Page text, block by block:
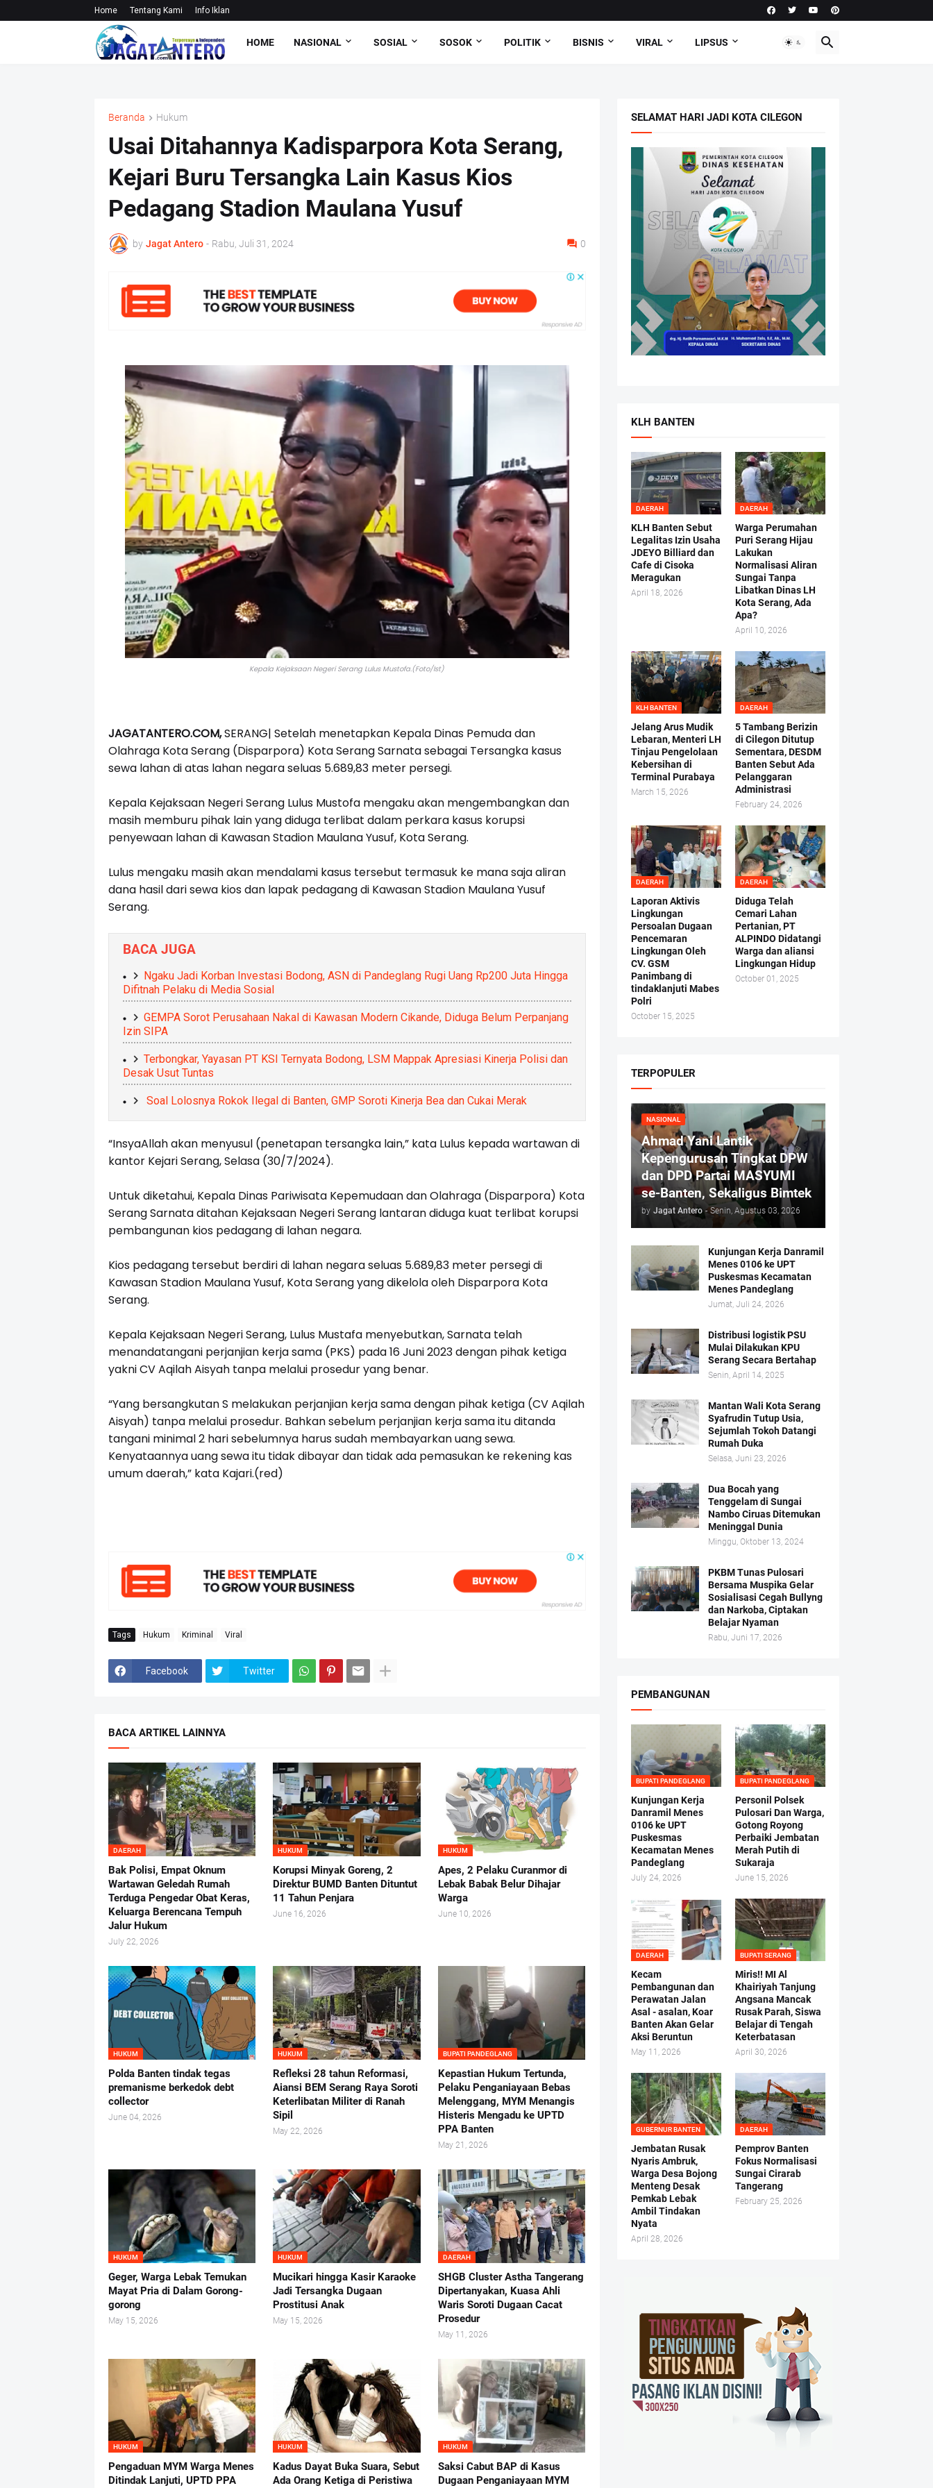
Home Tentang Kami Info Iklan
HOME NASIONAL SOSIAL SOSOK POLITIK BISNIS VIRAL LIPSUS
Beranda Hukum
Usai Ditahannya Kadisparpora Kota Serang,
Kejari Buru Tersangka Lain Kasus Kios
Pedagang Stadion Maulana Yusuf
by Jagat Antero - Rabu, Juli 31, 2024 0
Kepala Kejaksaan Negeri Serang Lulus Mustofa.(Foto/Ist)
JAGATANTERO.COM,SERANG| Setelah menetapkan Kepala Dinas Pemuda dan
Olahraga Kota Serang (Disparpora) Kota Serang Sarnata sebagai Tersangka kasus
sewa lahan di atas lahan negara seluas 5.689,83 meter persegi.
Kepala Kejaksaan Negeri Serang Lulus Mustofa mengaku akan mengembangkan dan
masih memburu pihak lain yang diduga terlibat dalam perkara kasus korupsi
penyewaan lahan di Kawasan Stadion Maulana Yusuf, Kota Serang.
Lulus mengaku masih akan mendalami kasus tersebut termasuk ke mana saja aliran
dana hasil dari sewa kios dan lapak pedagang di Kawasan Stadion Maulana Yusuf
Serang.
BACA JUGA
Ngaku Jadi Korban Investasi Bodong, ASN di Pandeglang Rugi Uang Rp200 Juta Hingga
Difitnah Pelaku di Media Sosial
GEMPA Sorot Perusahaan Nakal di Kawasan Modern Cikande, Diduga Belum Perpanjang
Izin SIPA
Terbongkar, Yayasan PT KSI Ternyata Bodong, LSM Mappak Apresiasi Kinerja Polisi dan
Desak Usut Tuntas
Soal Lolosnya Rokok Ilegal di Banten, GMP Soroti Kinerja Bea dan Cukai Merak
“InsyaAllah akan menyusul (penetapan tersangka lain,” kata Lulus kepada wartawan di
kantor Kejari Serang, Selasa (30/7/2024).
Untuk diketahui, Kepala Dinas Pariwisata Kepemudaan dan Olahraga (Disparpora) Kota
SerangSarnataditahan Kejaksaan Negeri Serang lantaran diduga kuat terlibat korupsi
pembangunan kios pedagang di lahan negara.
Kios pedagang tersebut berdiri di lahan negara seluas 5.689,83 meter persegi di
Kawasan Stadion Maulana Yusuf, Kota Serang yang dikelola oleh Disparpora Kota
Serang.
Kepala Kejaksaan Negeri Serang, Lulus Mustafa menyebutkan, Sarnata telah
menandatangani perjanjian kerja sama (PKS) pada 16 Juni 2023 dengan pihak ketiga
yakni CV Aqilah Aisyah tanpa melalui prosedur yang benar.
“Yang bersangkutan S melakukan perjanjian kerja sama dengan pihak ketiga (CV Aqilah
Aisyah) tanpa melalui prosedur. Bahkan sebelum perjanjian kerja sama itu ditanda
tangani minimal 2 hari sebelumnya harus sudah membayarkan uang sewa.
Kenyataannya uang sewa itu tidak dibayar dan tidak ada pemasukan ke rekening kas
umum daerah,” kata Kajari.(red)
Tags Hukum Kriminal Viral
Facebook Twitter
BACA ARTIKEL LAINNYA
DAERAH
Bak Polisi, Empat Oknum
Wartawan Geledah Rumah
Terduga Pengedar Obat Keras,
Keluarga Berencana Tempuh
Jalur Hukum
July 22, 2026
HUKUM
Korupsi Minyak Goreng, 2
Direktur BUMD Banten Dituntut
11 Tahun Penjara
June 16, 2026
HUKUM
Apes, 2 Pelaku Curanmor di
Lebak Babak Belur Dihajar
Warga
June 10, 2026
HUKUM
Polda Banten tindak tegas
premanisme berkedok debt
collector
June 04, 2026
HUKUM
Refleksi 28 tahun Reformasi,
Aiansi BEM Serang Raya Soroti
Keterlibatan Militer di Ranah
Sipil
May 22, 2026
BUPATI PANDEGLANG
Kepastian Hukum Tertunda,
Pelaku Penganiayaan Bebas
Melenggang, MYM Menangis
Histeris Mengadu ke UPTD
PPA Banten
May 21, 2026
HUKUM
Geger, Warga Lebak Temukan
Mayat Pria di Dalam Gorong-
gorong
May 15, 2026
HUKUM
Mucikari hingga Kasir Karaoke
Jadi Tersangka Dugaan
Prostitusi Anak
May 15, 2026
DAERAH
SHGB Cluster Astha Tangerang
Dipertanyakan, Kuasa Ahli
Waris Soroti Dugaan Cacat
Prosedur
May 11, 2026
HUKUM
Pengaduan MYM Warga Menes
Ditindak Lanjuti, UPTD PPA
HUKUM
Kadus Dayat Buka Suara, Sebut
Ada Orang Ketiga di Peristiwa
HUKUM
Saksi Cabut BAP di Kasus
Dugaan Penganiayaan MYM
SELAMAT HARI JADI KOTA CILEGON
KLH BANTEN
DAERAH
KLH Banten Sebut
Legalitas Izin Usaha
JDEYO Billiard dan
Cafe di Cisoka
Meragukan
April 18, 2026
DAERAH
Warga Perumahan
Puri Serang Hijau
Lakukan
Normalisasi Aliran
Sungai Tanpa
Libatkan Dinas LH
Kota Serang, Ada
Apa?
April 10, 2026
KLH BANTEN
Jelang Arus Mudik
Lebaran, Menteri LH
Tinjau Pengelolaan
Kebersihan di
Terminal Purabaya
March 15, 2026
DAERAH
5 Tambang Berizin
di Cilegon Ditutup
Sementara, DESDM
Banten Sebut Ada
Pelanggaran
Administrasi
February 24, 2026
DAERAH
Laporan Aktivis
Lingkungan
Persoalan Dugaan
Pencemaran
Lingkungan Oleh
CV. GSM
Panimbang di
tindaklanjuti Mabes
Polri
October 15, 2025
DAERAH
Diduga Telah
Cemari Lahan
Pertanian, PT
ALPINDO Didatangi
Warga dan aliansi
Lingkungan Hidup
October 01, 2025
TERPOPULER
NASIONAL
Ahmad Yani Lantik
Kepengurusan Tingkat DPW
dan DPD Partai MASYUMI
se-Banten, Sekaligus Bimtek
by Jagat Antero - Senin, Agustus 03, 2026
Kunjungan Kerja Danramil
Menes 0106 ke UPT
Puskesmas Kecamatan
Menes Pandeglang
Jumat, Juli 24, 2026
Distribusi logistik PSU
Mulai Dilakukan KPU
Serang Secara Bertahap
Senin, April 14, 2025
Mantan Wali Kota Serang
Syafrudin Tutup Usia,
Sejumlah Tokoh Datangi
Rumah Duka
Selasa, Juni 23, 2026
Dua Bocah yang
Tenggelam di Sungai
Nambo Ciruas Ditemukan
Meninggal Dunia
Minggu, Oktober 13, 2024
PKBM Tunas Pulosari
Bersama Muspika Gelar
Sosialisasi Cegah Bullyng
dan Narkoba, Ciptakan
Belajar Nyaman
Rabu, Juni 17, 2026
PEMBANGUNAN
BUPATI PANDEGLANG
Kunjungan Kerja
Danramil Menes
0106 ke UPT
Puskesmas
Kecamatan Menes
Pandeglang
July 24, 2026
BUPATI PANDEGLANG
Personil Polsek
Pulosari Dan Warga,
Gotong Royong
Perbaiki Jembatan
Merah Putih di
Sukaraja
June 15, 2026
DAERAH
Kecam
Pembangunan dan
Perawatan Jalan
Asal - asalan, Koar
Banten Akan Gelar
Aksi Beruntun
May 11, 2026
BUPATI SERANG
Miris!! MI Al
Khairiyah Tanjung
Angsana Mancak
Rusak Parah, Siswa
Belajar di Tengah
Keterbatasan
April 30, 2026
GUBERNUR BANTEN
Jembatan Rusak
Nyaris Ambruk,
Warga Desa Bojong
Menteng Desak
Pemkab Lebak
Ambil Tindakan
Nyata
April 28, 2026
DAERAH
Pemprov Banten
Fokus Normalisasi
Sungai Cirarab
Tangerang
February 25, 2026